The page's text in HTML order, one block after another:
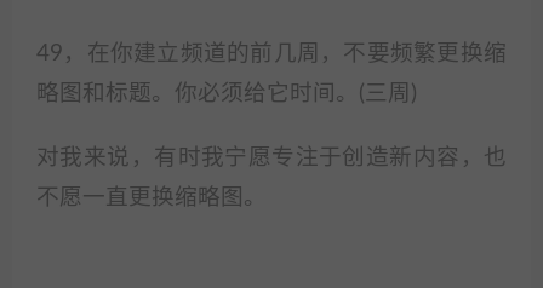
49，在你建立频道的前几周，不要频繁更换缩
略图和标题。你必须给它时间。(三周)
对我来说，有时我宁愿专注于创造新内容，也
不愿一直更换缩略图。